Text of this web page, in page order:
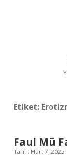
Etiket:
Faul Mü
Tarih: Mart 7, 2025